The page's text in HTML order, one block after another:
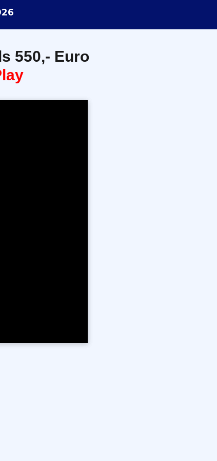
550,- Euro